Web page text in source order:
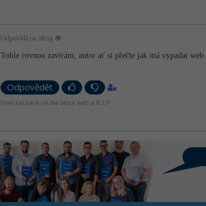
Odpovídá na okruj
Tohle rovnou zavírám, autor ať si přečte jak má vypadat web
Odpovědět
New kid back on the block with a R.I.P